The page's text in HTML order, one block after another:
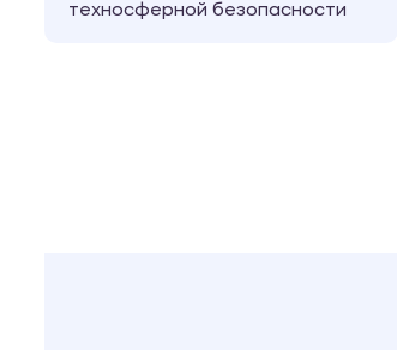
техносферной безопасности